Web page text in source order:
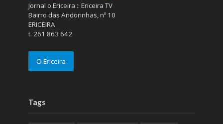
Jornal o Ericeira :: Ericeira TV
Bairro das Andorinhas, nº 10
ERICEIRA
t. 261 863 642
O Ericeira
Tags